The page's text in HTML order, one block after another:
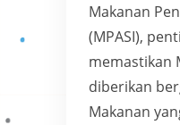
Makanan
(MPASI),
memastikan
diberikan
Makanan